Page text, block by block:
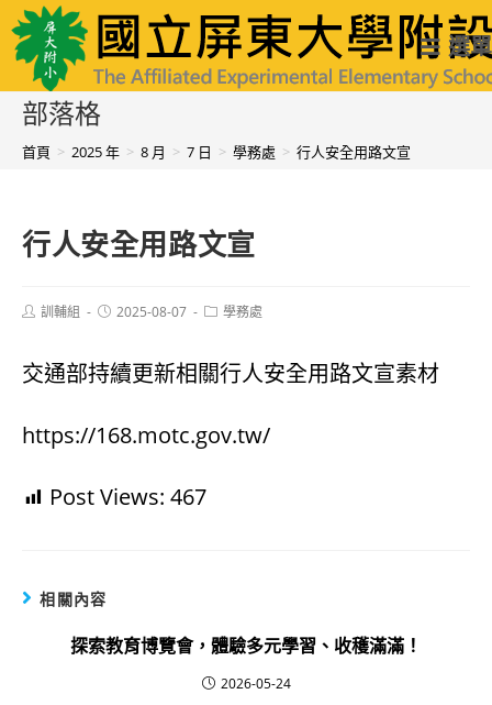
跳
轉
至
國立屏東大學附設實驗國民小學 選單
部落格
首頁 > 2025 年 > 8 月 > 7 日 > 學務處 > 行人安全用路文宣
行人安全用路文宣
Post訓輔組
Post2025-08-07
Post學務處
交通部持續更新相關行人安全用路文宣素材
https://168.motc.gov.tw/
Post Views: 467
相關內容
探索教育博覽會，體驗多元學習、收穫滿滿！
2026-05-24